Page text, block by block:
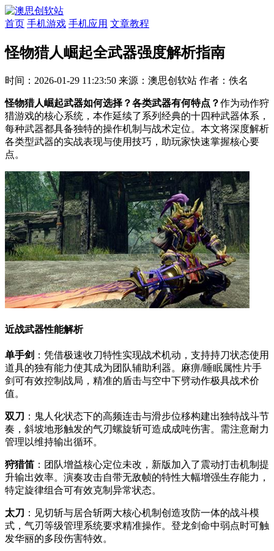
首页 手机游戏 手机应用 文章教程
怪物猎人崛起全武器强度解析指南
时间：2026-01-29 11:23:50 来源：澳思创软站 作者：佚名
怪物猎人崛起武器如何选择？各类武器有何特点？作为动作狩
猎游戏的核心系统，本作延续了系列经典的十四种武器体系，
每种武器都具备独特的操作机制与战术定位。本文将深度解析
各类型武器的实战表现与使用技巧，助玩家快速掌握核心要
点。
近战武器性能解析
单手剑 ：凭借极速收刀特性实现战术机动，支持持刀状态使用
道具的独有能力使其成为团队辅助利器。麻痹/睡眠属性片手
剑可有效控制战局，精准的盾击与空中下劈动作极具战术价
值。
双刀 ：鬼人化状态下的高频连击与滑步位移构建出独特战斗节
奏，斜坡地形触发的气刃螺旋斩可造成成吨伤害。需注意耐力
管理以维持输出循环。
狩猎笛 ：团队增益核心定位未改，新版加入了震动打击机制提
升输出效率。演奏攻击自带无敌帧的特性大幅增强生存能力，
特定旋律组合可有效克制异常状态。
太刀 ：见切斩与居合斩两大核心机制创造攻防一体的战斗模
式，气刃等级管理系统要求精准操作。登龙剑命中弱点时可触
发华丽的多段伤害特效。